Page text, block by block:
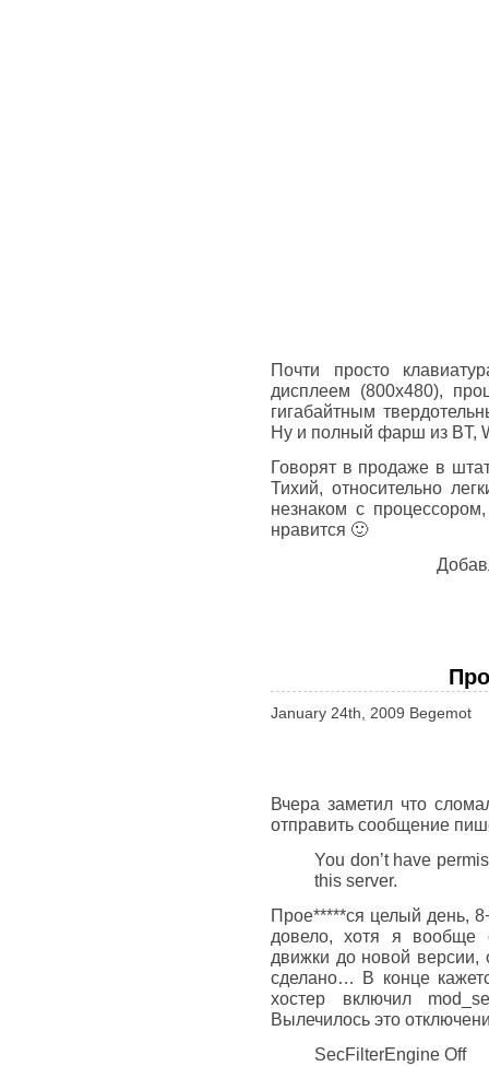
Почти просто
дисплеем (800х480),
гигабайтным
Ну и полный фарш из BT,
Говорят в продаже в
Тихий, относительно
незнаком с
нравится 🙂
January 24th, 2009 Begemot
Вчера заметил что
отправить сообщение
You don’t have
this server.
Прое*****ся целый день,
довело, хотя я вообще
движки до новой версии,
сделано… В конце
хостер включил
Вылечилось это
SecFilterEngine Off